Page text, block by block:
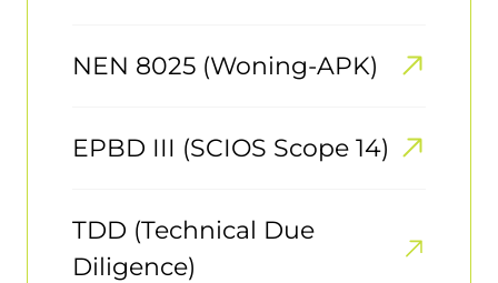
NEN 8025 (Woning-APK)
EPBD III (SCIOS Scope 14)
TDD (Technical Due
Diligence)